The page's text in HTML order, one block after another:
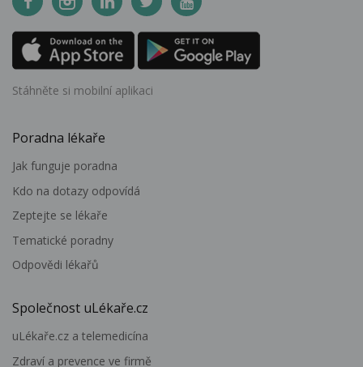
Stáhněte si mobilní aplikaci
Poradna lékaře
Jak funguje poradna
Kdo na dotazy odpovídá
Zeptejte se lékaře
Tematické poradny
Odpovědi lékařů
Společnost uLékaře.cz
uLékaře.cz a telemedicína
Zdraví a prevence ve firmě